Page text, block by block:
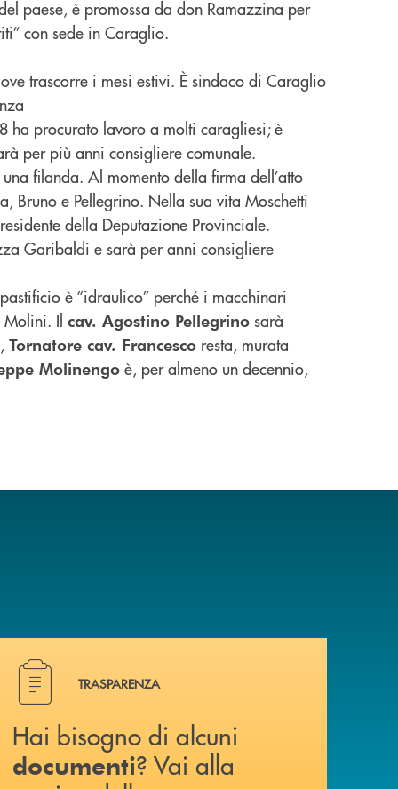
paese, è promossa da don Ramazzina per
con sede in Caraglio.
trascorre i mesi estivi. È sindaco di Caraglio
ha procurato lavoro a molti caragliesi; è
per più anni consigliere comunale.
filanda. Al momento della firma dell’atto
Bruno e Pellegrino. Nella sua vita Moschetti
della Deputazione Provinciale.
Garibaldi e sarà per anni consigliere
è “idraulico” perché i macchinari
Molini. Il cav. Agostino Pellegrino sarà
Tornatore cav. Francesco resta, murata
Molinengo è, per almeno un decennio,
Hai bisogno di alcuni documenti ? Vai alla pagina della
TRASPARENZA
Hai bisogno di alcuni
documenti? Vai alla